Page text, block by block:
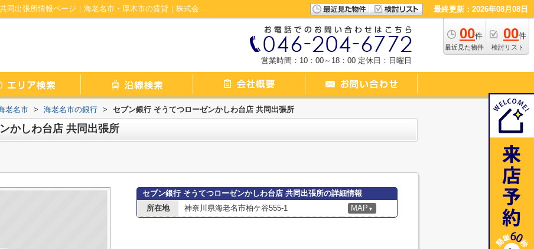
セブン銀行 そうてつローゼンかしわ台店 共同出張所情報ページ｜海老名市・厚木市の賃貸｜株式会社ムータス 最終更新：2026年08月08日
00件
最近見た物件
00件
検討リスト
営業時間：10：00～18：00 定休日：日曜日
老名市 > 海老名市の銀行 > セブン銀行 そうてつローゼンかしわ台店 共同出張所
かしわ台店 共同出張所
セブン銀行 そうてつローゼンかしわ台店 共同出張所の詳細情報
所在地
神奈川県海老名市柏ケ谷555-1 MAP ▼